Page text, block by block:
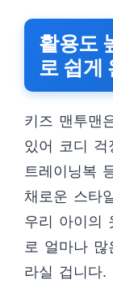
활용도
로 쉽게
키즈 맨투맨
있어 코디 걱
트레이닝복
채로운 스타
우리 아이의
로 얼마나 많
라실 겁니다.